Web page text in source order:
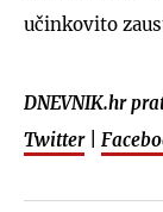
učinkovito
DNEVNIK.hr
Twitter|